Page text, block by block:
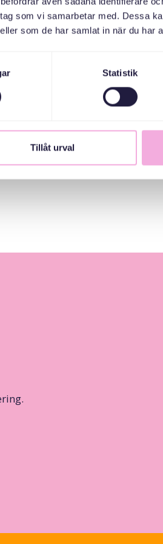
som vi samarbetar med. Dessa
som de har samlat in när du har
Statistik
Tillåt urval